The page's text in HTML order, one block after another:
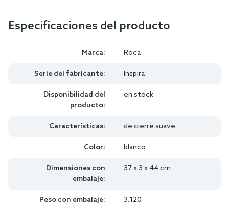
Especificaciones del producto
Marca: Roca
Serie del fabricante: Inspira
Disponibilidad del
producto:
en stock
Características: de cierre suave
Color: blanco
Dimensiones con
embalaje:
37 x 3 x 44 cm
Peso con embalaje: 3.120